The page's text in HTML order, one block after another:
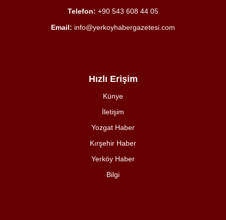
Telefon: +90 543 608 44 05
Email: info@yerkoyhabergazetesi.com
Hızlı Erişim
Künye
İletişim
Yozgat Haber
Kırşehir Haber
Yerköy Haber
Bilgi